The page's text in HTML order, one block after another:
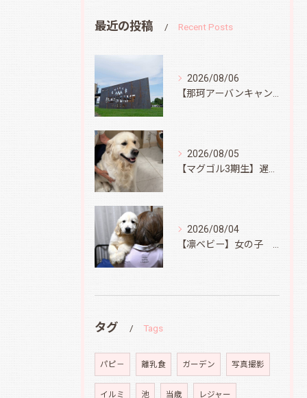
最近の投稿 Recent Posts
2026/08/06
【那珂アーバンキャンプフィールド】
2026/08/05
【マグゴル3期生】遅ればせながら
2026/08/04
【凛ベビー】女の子 Ⅱ
タグ Tags
パピ－ 離乳食 ガーデン 写真撮影
イルミ 池 当歳 レジャー